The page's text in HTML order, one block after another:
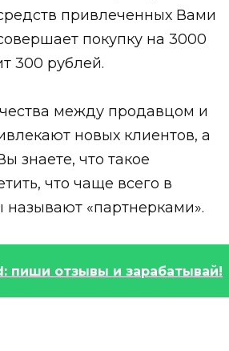
привлеченных Вами
покупку на 3000
300 рублей.
между продавцом и
новых клиентов, а
знаете, что такое
что чаще всего в
«партнерками».
пиши отзывы и зарабатывай!